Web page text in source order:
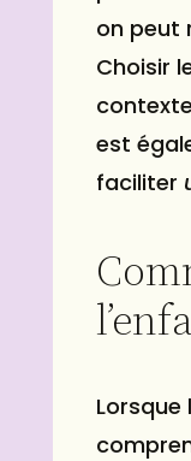
on peut
Choisir
est
faciliter
Lorsque